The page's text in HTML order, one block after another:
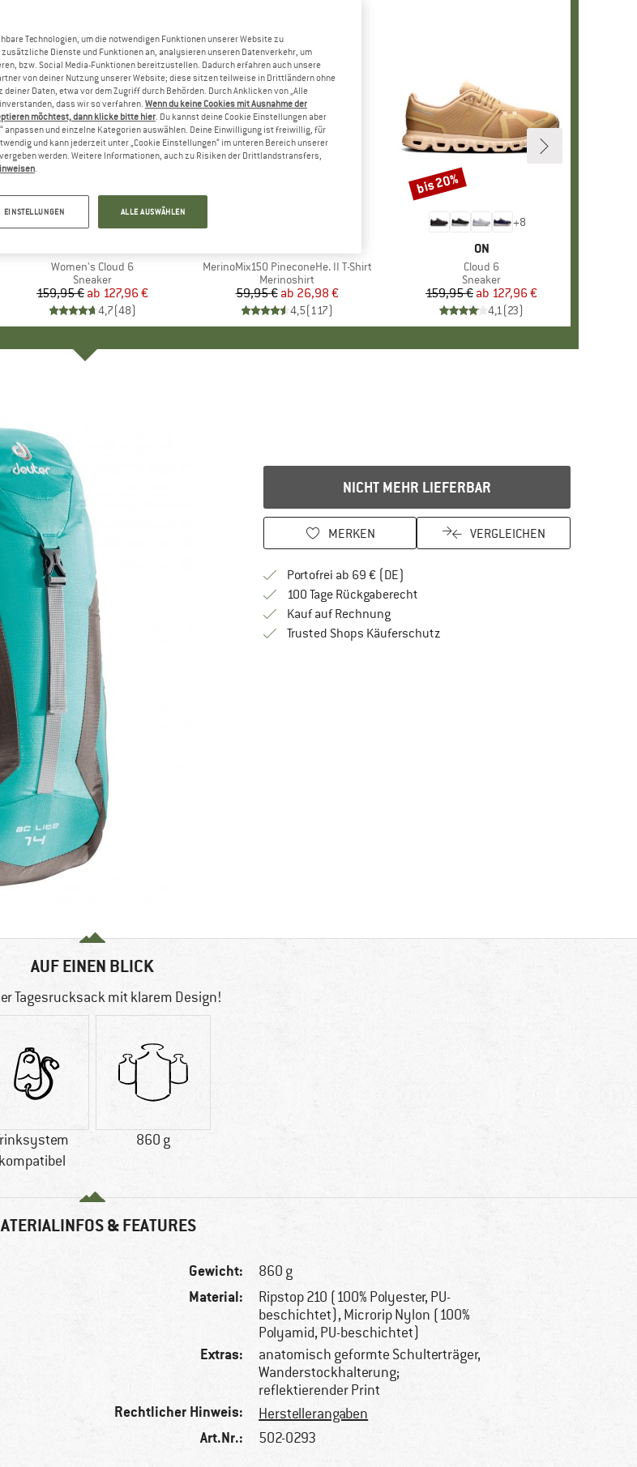
Artikel
Women's Cloud 6
Produktgruppe
Sneaker
Preis
159,95 € reduzierter Preis
ab 127,96 €
4,7(48)
Artikel
MerinoMix150 PineconeHe. II T-Shirt
Produktgruppe
Merinoshirt
Preis
59,95 € reduzierter Preis
ab 26,98 €
4,5(117)
+8
MARKE
ON
Artikel
Cloud 6
Produktgruppe
Sneaker
Preis
159,95 € reduzierter Preis
ab 127,96 €
4,1(23)
Rabatt
bis 20%
NICHT MEHR LIEFERBAR
MERKEN VERGLEICHEN
Portofrei ab 69 € (DE)
100 Tage RückgaberechtGehe hier zu den Rückgabe-Richtlinien
Kauf auf RechnungFinde die Zahlungs-Infos hier! Öffnet sich in
Trusted Shops KäuferschutzFinde alle Infos hier!
AUF EINEN BLICK
Tagesrucksack mit klarem Design!
kompatibel
860 g
& FEATURES
Gewicht: 860 g
Material:
Ripstop 210 (100% Polyester, PU-
beschichtet), Microrip Nylon (100%
Polyamid, PU-beschichtet)
Extras:
anatomisch geformte Schulterträger,
Wanderstockhalterung;
reflektierender Print
Rechtlicher Hinweis: Herstellerangaben
Art.Nr.: 502-0293
Technologien, um die notwendigen Funktionen unserer Website zu
Dienste und Funktionen an, analysieren unseren Datenverkehr, um
bzw. Social Media-Funktionen bereitzustellen. Dadurch erfahren auch unsere
von deiner Nutzung unserer Website; diese sitzen teilweise in Drittländern ohne
Daten, etwa vor dem Zugriff durch Behörden. Durch Anklicken von „Alle
dass wir so verfahren. Wenn du keine Cookies mit Ausnahme der
möchtest, dann klicke bitte hier. Du kannst deine Cookie Einstellungen aber
anpassen und einzelne Kategorien auswählen. Deine Einwilligung ist freiwillig, für
und kann jederzeit unter „Cookie Einstellungen“ im unteren Bereich unserer
werden. Weitere Informationen, auch zu Risiken der Drittlandstransfers,
.
EINSTELLUNGEN ALLE AUSWÄHLEN